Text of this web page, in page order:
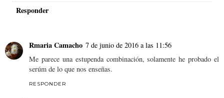
Responder
Rmaria Camacho 7 de junio de 2016 a las 11:56
Me parece una estupenda combinación, solamente he probado el
serúm de lo que nos enseñas.
RESPONDER